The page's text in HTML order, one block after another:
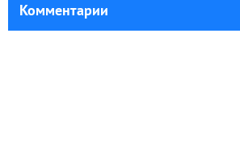
Комментарии